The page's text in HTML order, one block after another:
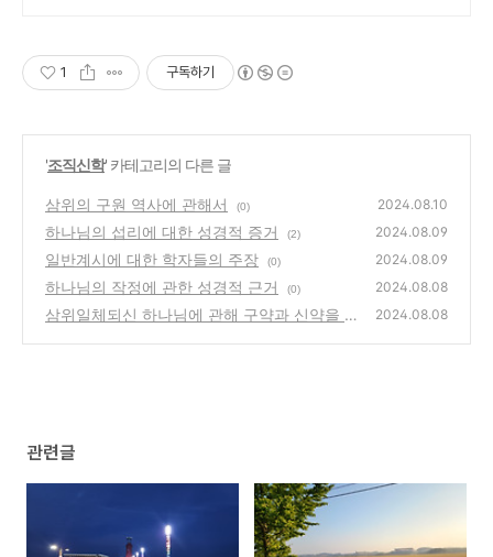
1 구독하기
'조직신학' 카테고리의 다른 글
삼위의 구원 역사에 관해서 (0) 2024.08.10
하나님의 섭리에 대한 성경적 증거 (2) 2024.08.09
일반계시에 대한 학자들의 주장 (0) 2024.08.09
하나님의 작정에 관한 성경적 근거 (0) 2024.08.08
삼위일체되신 하나님에 관해 구약과 신약을 근
2024.08.08
관련글